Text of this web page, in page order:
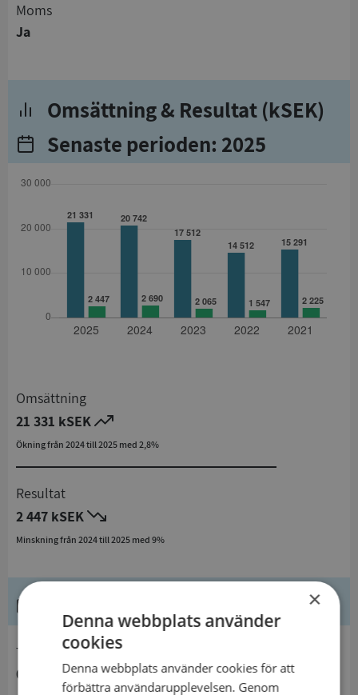
Moms
Ja
Omsättning & Resultat (kSEK)
Senaste perioden: 2025
Omsättning
21 331 kSEK
Ökning från 2024 till 2025 med 2,8%
Resultat
2 447 kSEK
Minskning från 2024 till 2025 med 9%
032570919
×
Denna webbplats använder
cookies
Denna webbplats använder cookies för att
förbättra användarupplevelsen. Genom